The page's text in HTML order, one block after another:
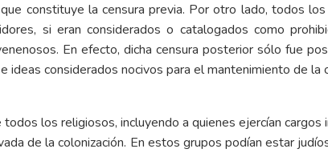
constituye la censura previa. Por otro lado, todos
si eran considerados o catalogados como
En efecto, dicha censura posterior sólo fue
ideas considerados nocivos para el mantenimiento de la
los religiosos, incluyendo a quienes ejercían
de la colonización. En estos grupos podían estar